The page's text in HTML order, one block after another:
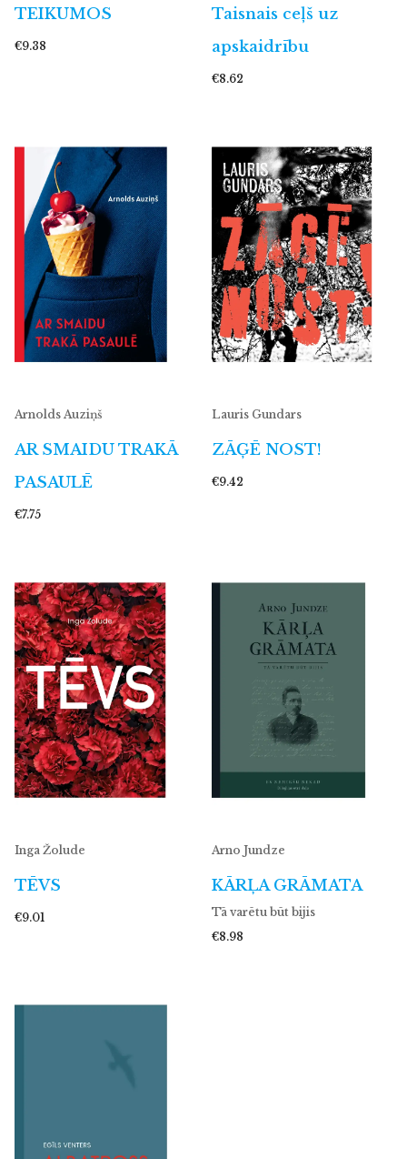
TEIKUMOS
€9.38
Taisnais ceļš uz
apskaidrību
€8.62
Arnolds Auziņš
AR SMAIDU TRAKĀ
PASAULĒ
€7.75
Lauris Gundars
ZĀĢĒ NOST!
€9.42
Inga Žolude
TĒVS
€9.01
Arno Jundze
KĀRĻA GRĀMATA
Tā varētu būt bijis
€8.98